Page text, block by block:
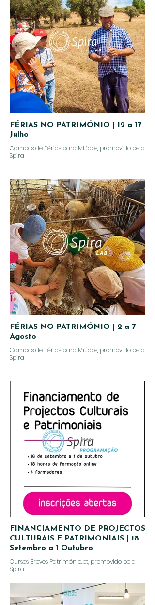
FÉRIAS NO PATRIMÓNIO | 12 a 17
Julho
Campos de Férias para Miúdos, promovido pela
Spira
FÉRIAS NO PATRIMÓNIO | 2 a 7
Agosto
Campos de Férias para Miúdos, promovido pela
Spira
FINANCIAMENTO DE PROJECTOS
CULTURAIS E PATRIMONIAIS | 18
Setembro a 1 Outubro
Cursos Breves Património.pt, promovido pela
Spira